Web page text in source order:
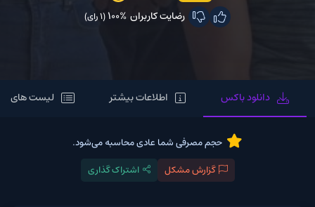
رضایت کاربران 100%(1 رای)
دانلود باکس اطلاعات بیشتر لیست های
حجم مصرفی شما عادی محاسبه می‌شود.
گزارش مشکل
اشتراک گذاری